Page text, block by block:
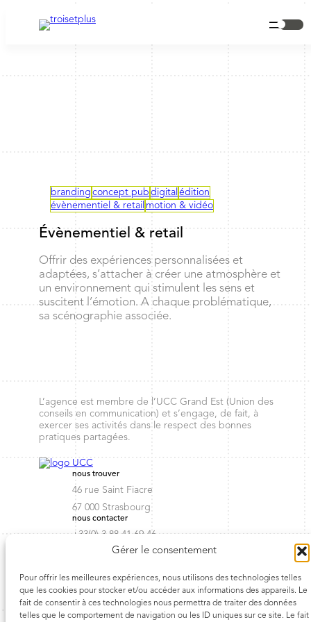
Gérer le consentement
Pour offrir les meilleures expériences, nous utilisons des technologies telles
que les cookies pour stocker et/ou accéder aux informations des appareils. Le
fait de consentir à ces technologies nous permettra de traiter des données
telles que le comportement de navigation ou les ID uniques sur ce site. Le fait
branding concept pub digital édition
évènementiel & retail motion & vidéo
Évènementiel & retail
Offrir des expériences personnalisées et
adaptées, s’attacher à créer une atmosphère et
un environnement qui stimulent les sens et
suscitent l’émotion. A chaque problématique,
sa scénographie associée.
L’agence est membre de l’UCC Grand Est (Union des
conseils en communication) et s’engage, de fait, à
exercer ses activités dans le respect des bonnes
pratiques partagées.
nous trouver
46 rue Saint Fiacre
67 000 Strasbourg
nous contacter
+33(0) 3 88 41 69 46
contact@troisetplus.com
esprit d’équipe
disque d’or
team
clients